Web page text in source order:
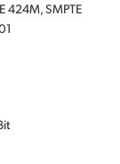
424M, SMPTE